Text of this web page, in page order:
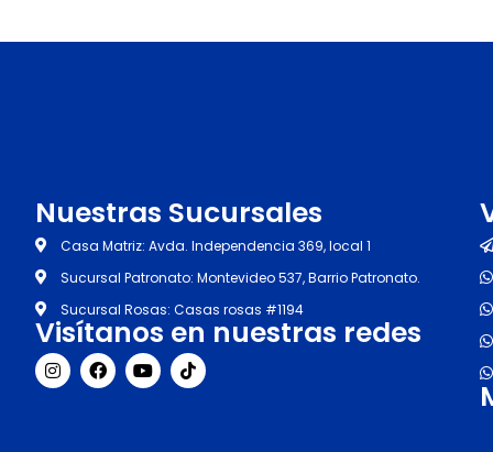
Nuestras Sucursales
Casa Matriz: Avda. Independencia 369, local 1
Sucursal Patronato: Montevideo 537, Barrio Patronato.
Sucursal Rosas: Casas rosas #1194
Visítanos en nuestras redes
I
n
s
F
a
c
Y
o
u
T
i
k